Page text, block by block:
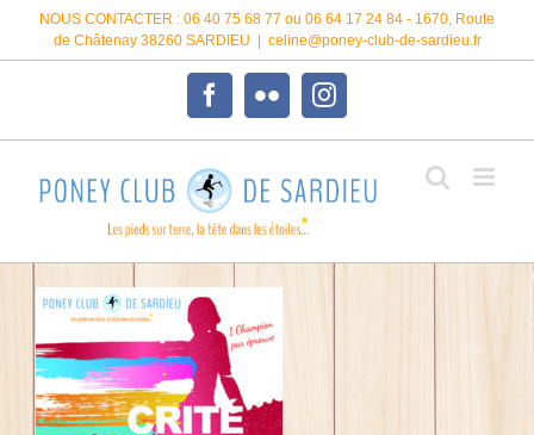
Passer
contenu
NOUS CONTACTER : 06 40 75 68 77 ou 06 64 17 24 84 - 1670, Route
de Châtenay 38260 SARDIEU
celine@poney-club-de-sardieu.fr
FacebookFlickrInstagram